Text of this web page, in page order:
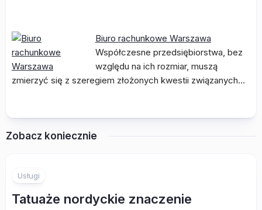
Biuro rachunkowe Warszawa
Współczesne przedsiębiorstwa, bez
względu na ich rozmiar, muszą
zmierzyć się z szeregiem złożonych kwestii związanych…
Zobacz koniecznie
Usługi
Tatuaże nordyckie znaczenie